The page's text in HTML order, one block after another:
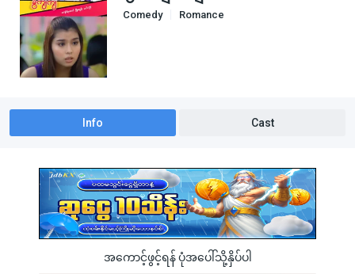
Comedy Romance
Info Cast
အကောင့်ဖွင့်ရန် ပုံအပေါ်သို့နှိပ်ပါ